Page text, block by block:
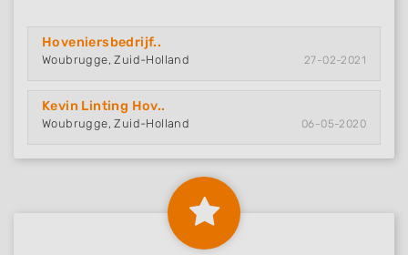
Hoveniersbedrijf..
Woubrugge, Zuid-Holland 27-02-2021
Kevin Linting Hov..
Woubrugge, Zuid-Holland 06-05-2020